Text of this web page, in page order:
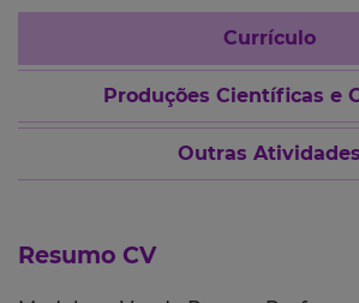
Currículo
Produções Científicas e
Outras Atividades
Resumo CV